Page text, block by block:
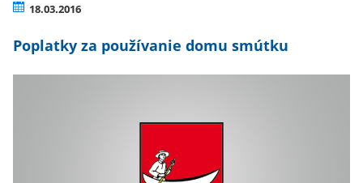
18.03.2016
Poplatky za používanie domu smútku